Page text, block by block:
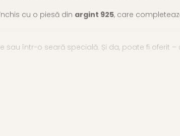
cu o piesă din argint 925, care
sau într-o seară specială. Și da, poate fi oferit
gesturile cu expresivitate și eleganță